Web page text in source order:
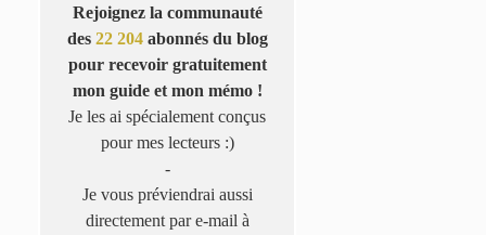
Rejoignez la communauté
des 22 204abonnés du blog
pour recevoir gratuitement
mon guide et mon mémo !
Je les ai spécialement conçus
pour mes lecteurs :)
-
Je vous préviendrai aussi
directement par e-mail à